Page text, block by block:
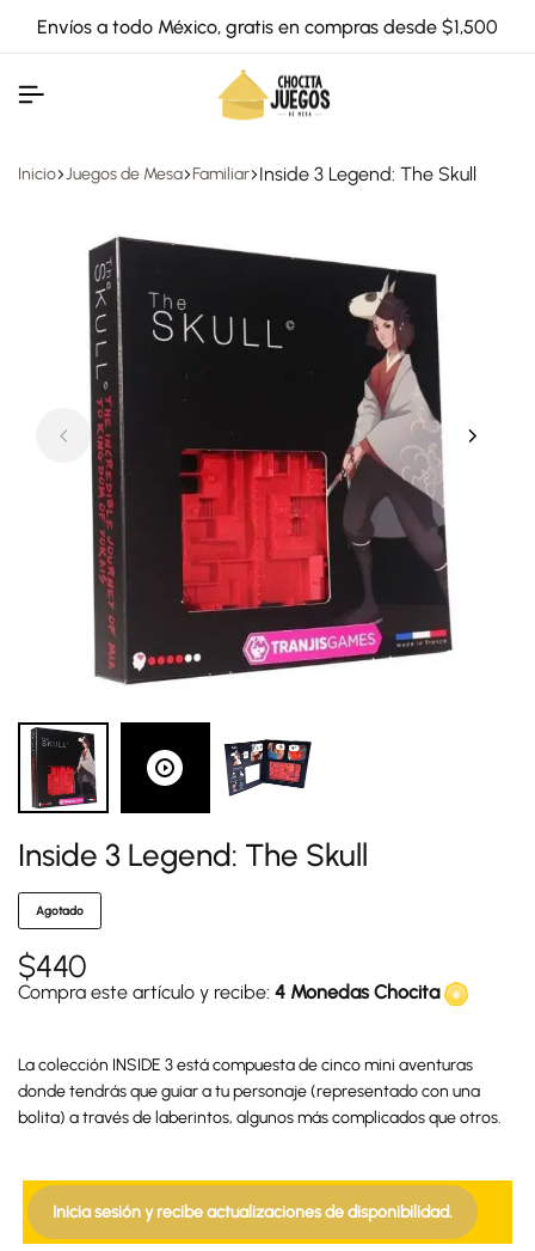
Envíos a todo México, gratis en compras desde $1,500
Inicio Juegos de Mesa Familiar Inside 3 Legend: The Skull
Inside 3 Legend: The Skull
Agotado
$440
Compra este artículo y recibe: 4 Monedas Chocita
La colección INSIDE 3 está compuesta de cinco mini aventuras
donde tendrás que guiar a tu personaje (representado con una
bolita) a través de laberintos, algunos más complicados que otros.
Inicia sesión y recibe actualizaciones de disponibilidad.